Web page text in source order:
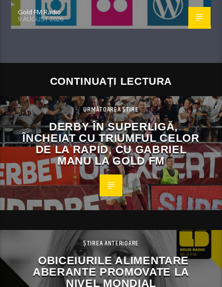
Gold FM Radio
9 AUGUST 2026
CONTINUAȚI LECTURA
URMĂTOAREA ȘTIRE
DERBY ÎN SUPERLIGĂ,
ÎNCHEIAT CU TRIUMFUL CELOR
DE LA RAPID, CU GABRIEL
MANU LA GOLD FM
ȘTIREA ANTERIOARE
OBICEIURILE ALIMENTARE
ABERANTE PROMOVATE LA
NIVEL MONDIAL